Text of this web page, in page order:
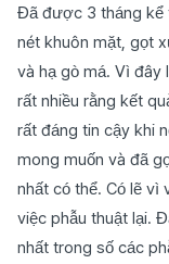
Đã được 3 tháng kể
nét khuôn mặt, gọt
và hạ gò má. Vì đây
rất nhiều rằng kết
rất đáng tin cậy khi
mong muốn và đã
nhất có thể. Có lẽ vì
việc phẫu thuật lại.
nhất trong số các